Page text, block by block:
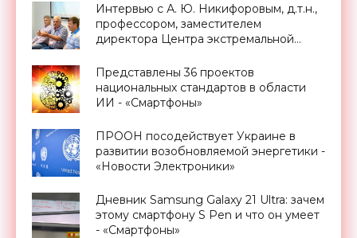
Интервью с А. Ю. Никифоровым, д.т.н.,
профессором, заместителем
директора Центра экстремальной
МИФИ - «Смартфоны»
Представлены 36 проектов
национальных стандартов в области
ИИ - «Смартфоны»
ПРООН посодействует Украине в
развитии возобновляемой энергетики -
«Новости Электроники»
Дневник Samsung Galaxy 21 Ultra: зачем
этому смартфону S Pen и что он умеет
- «Смартфоны»